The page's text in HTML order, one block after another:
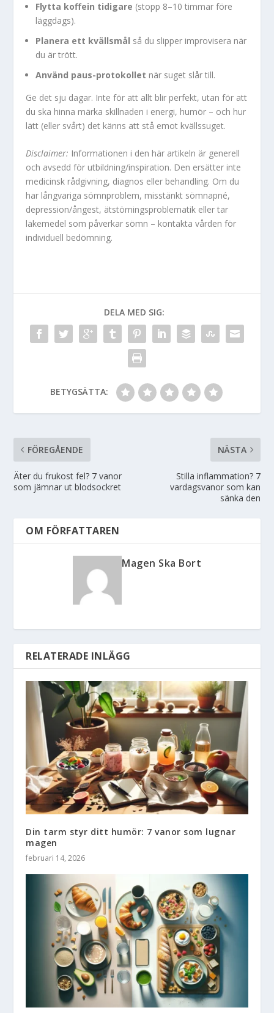
Flytta koffein tidigare (stopp 8–10 timmar före
läggdags).
Planera ett kvällsmål så du slipper improvisera när
du är trött.
Använd paus-protokollet när suget slår till.
Ge det sju dagar. Inte för att allt blir perfekt, utan för att
du ska hinna märka skillnaden i energi, humör – och hur
lätt (eller svårt) det känns att stå emot kvällssuget.
Disclaimer: Informationen i den här artikeln är generell
och avsedd för utbildning/inspiration. Den ersätter inte
medicinsk rådgivning, diagnos eller behandling. Om du
har långvariga sömnproblem, misstänkt sömnapné,
depression/ångest, ätstörningsproblematik eller tar
läkemedel som påverkar sömn – kontakta vården för
individuell bedömning.
DELA MED SIG:
BETYGSÄTTA:
FÖREGÅENDE
Äter du frukost fel? 7 vanor
som jämnar ut blodsockret
NÄSTA
Stilla inflammation? 7
vardagsvanor som kan
sänka den
OM FÖRFATTAREN
Magen Ska Bort
RELATERADE INLÄGG
Din tarm styr ditt humör: 7 vanor som lugnar
magen
februari 14, 2026